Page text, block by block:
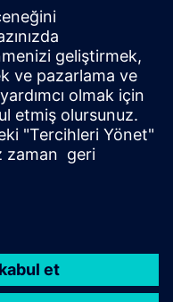
yük röleleri ile
Faz arızasına,
karşı koruyun.